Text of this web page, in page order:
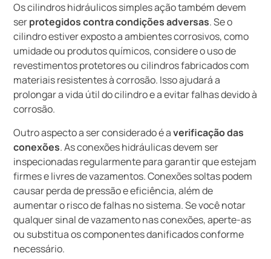
Os cilindros hidráulicos simples ação também devem
serprotegidos contra condições adversas. Se o
cilindro estiver exposto a ambientes corrosivos, como
umidade ou produtos químicos, considere o uso de
revestimentos protetores ou cilindros fabricados com
materiais resistentes à corrosão. Isso ajudará a
prolongar a vida útil do cilindro e a evitar falhas devido à
corrosão.
Outro aspecto a ser considerado é averificação das
conexões. As conexões hidráulicas devem ser
inspecionadas regularmente para garantir que estejam
firmes e livres de vazamentos. Conexões soltas podem
causar perda de pressão e eficiência, além de
aumentar o risco de falhas no sistema. Se você notar
qualquer sinal de vazamento nas conexões, aperte-as
ou substitua os componentes danificados conforme
necessário.